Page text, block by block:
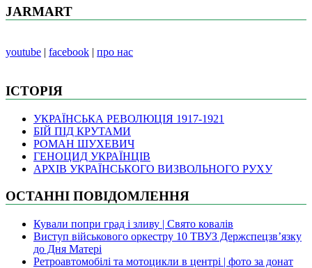
JARMART
youtube | facebook | про нас
ІСТОРІЯ
УКРАЇНСЬКА РЕВОЛЮЦІЯ 1917-1921
БІЙ ПІД КРУТАМИ
РОМАН ШУХЕВИЧ
ГЕНОЦИД УКРАЇНЦІВ
АРХІВ УКРАЇНСЬКОГО ВИЗВОЛЬНОГО РУХУ
ОСТАННІ ПОВІДОМЛЕННЯ
Кували попри град і зливу | Свято ковалів
Виступ військового оркестру 10 ТВУЗ Держспецзв’язку
до Дня Матері
Ретроавтомобілі та мотоцикли в центрі | фото за донат